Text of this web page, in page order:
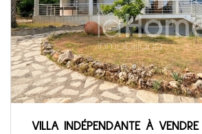
VILLA INDÉPENDANTE À